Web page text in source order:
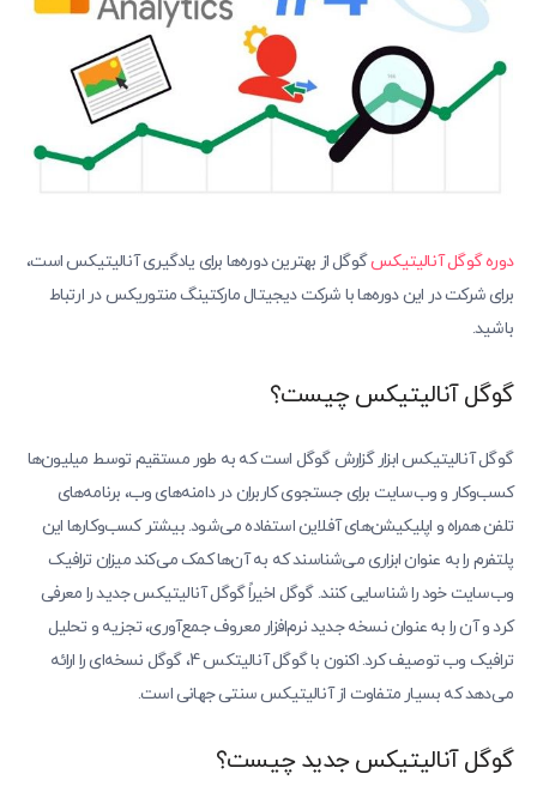
دوره گوگل آنالیتیکسگوگل از بهترین دوره‌ها برای یادگیری آنالیتیکس است،
برای شرکت در این دوره‌ها با شرکت دیجیتال مارکتینگ منتوریکس در ارتباط
باشید.
گوگل آنالیتیکس چیست؟
گوگل آنالیتیکس ابزار گزارش گوگل است که به طور مستقیم توسط میلیون‌ها
کسب‌وکار و وب‌سایت برای جستجوی کاربران در دامنه‌های وب، برنامه‌های
تلفن همراه و اپلیکیشن‌های آفلاین استفاده می‌شود. بیشتر کسب‌وکارها این
پلتفرم را به عنوان ابزاری می‌شناسند که به آن‌ها کمک می‌کند میزان ترافیک
وب‌سایت خود را شناسایی کنند. گوگل اخیراً گوگل آنالیتیکس جدید را معرفی
کرد و آن را به عنوان نسخه جدید نرم‌افزار معروف جمع‌آوری، تجزیه و تحلیل
ترافیک وب توصیف کرد. اکنون با گوگل آنالیتکس 4، گوگل نسخه‌ای را ارائه
می‌دهد که بسیار متفاوت از آنالیتیکس سنتی جهانی است.
گوگل آنالیتیکس جدید چیست؟